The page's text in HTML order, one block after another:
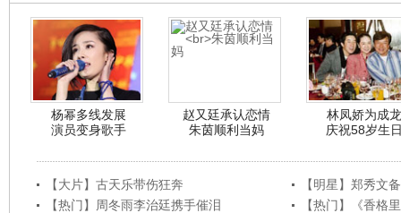
杨幂多线发展
演员变身歌手
赵又廷承认恋情
朱茵顺利当妈
林凤娇为成龙
庆祝58岁生
【大片】古天乐带伤狂奔
【明星】郑秀文
【热门】周冬雨李治廷携手催泪
【热门】《香格